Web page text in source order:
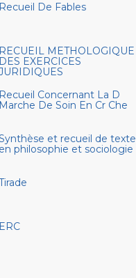
Recueil De Fables
RECUEIL METHOLOGIQUE
DES EXERCICES
Recueil Concernant La D
Marche De Soin En Cr Che
et recueil de texte
en philosophie et sociologie
ERC